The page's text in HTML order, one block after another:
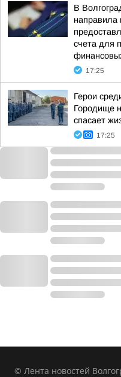
В
направила
счета для
17:25
Герои
Городище
спасает
17:25
© Лента новостей